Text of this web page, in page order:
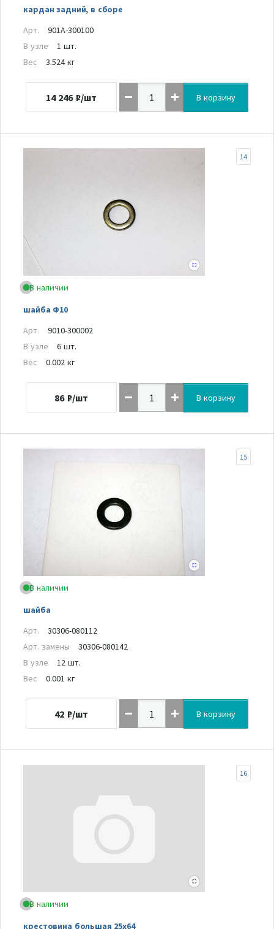
кардан задний, в сборе
Арт.
901A-300100
В узле
1 шт.
Вес
3.524 кг
14 246 ₽/шт В корзину
В наличии
шайба Ф10
14
Арт.
9010-300002
В узле
6 шт.
Вес
0.002 кг
86 ₽/шт В корзину
В наличии
шайба
15
Арт.
30306-080112
Арт. замены
30306-080142
В узле
12 шт.
Вес
0.001 кг
42 ₽/шт В корзину
В наличии
крестовина большая 25х64
16